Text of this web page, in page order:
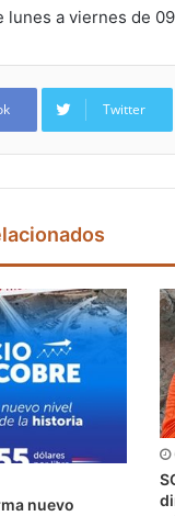
lunes a viernes de
Twitter
nuevo